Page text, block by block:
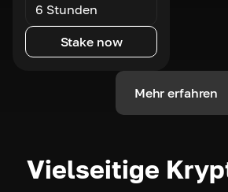
6 Stunden
Stake now
Mehr erfahren
Vielseitige